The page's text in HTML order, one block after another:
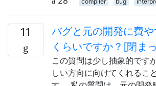
11
バグと元の開発に費
くらいですか？[閉ま
この質問は少し抽象的です
しい方向に向けてくれるこ